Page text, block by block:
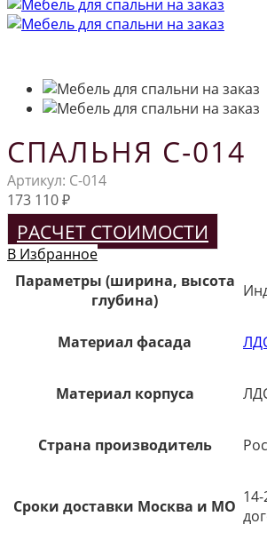
СПАЛЬНЯ С-014
Артикул: С-014
173 110₽
РАСЧЕТ СТОИМОСТИ
В Избранное
Параметры (ширина, высота
глубина)
Материал фасада
Материал корпуса
Страна производитель
Сроки доставки Москва и МО